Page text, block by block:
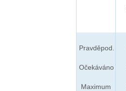
Pravděpod.
Očekáváno
Maximum